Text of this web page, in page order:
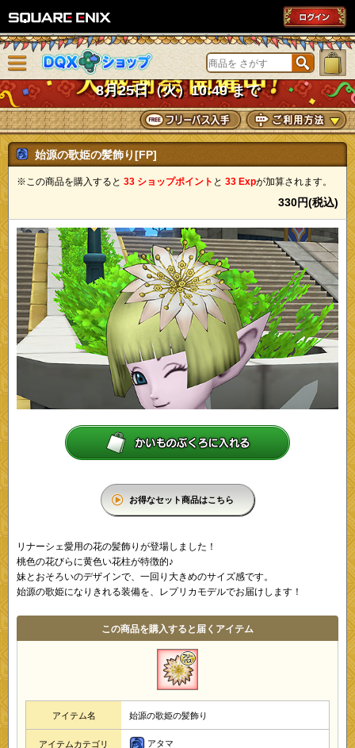
DQXショップ
8月25日（火）10:49 まで
ニューを閉じる
始源の歌姫の髪飾り[FP]
※この商品を購入すると 33 ショップポイント と 33 Expが加算されます。
330円(税込)
お得なセット商品はこちら
リナーシェ愛用の花の髪飾りが登場しました！
桃色の花びらに黄色い花柱が特徴的♪
妹とおそろいのデザインで、一回り大きめのサイズ感です。
始源の歌姫になりきれる装備を、レプリカモデルでお届けします！
この商品を購入すると届くアイテム
アイテム名 始源の歌姫の髪飾り
アイテムカテゴリ アタマ